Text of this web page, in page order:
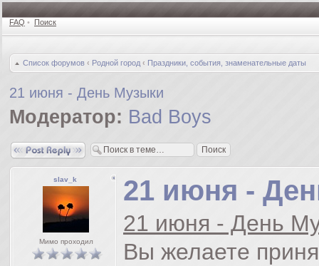
FAQ • Поиск
Список форумов ‹ Родной город ‹ Праздники, события, знаменательные даты
21 июня - День Музыки
Модератор: Bad Boys
Ответить
slav_k
Мимо проходил
21 июня -
21 июня - День
Вы желаете